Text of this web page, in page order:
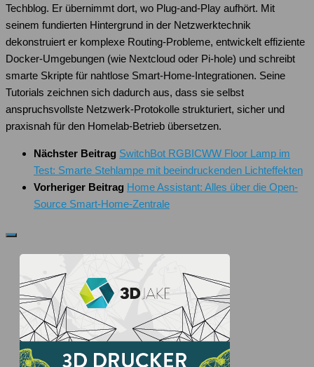
Techblog. Er übernimmt dort, wo Plug-and-Play aufhört. Mit
seinem fundierten Hintergrund in der Netzwerktechnik
dekonstruiert er komplexe Routing-Probleme, entwickelt effiziente
Docker-Umgebungen (wie Nextcloud oder Pi-hole) und schreibt
smarte Skripte für nahtlose Smart-Home-Integrationen. Seine
Tutorials zeichnen sich dadurch aus, dass sie selbst
anspruchsvollste Netzwerk-Protokolle strukturiert, sicher und
praxisnah für den Homelab-Betrieb übersetzen.
Nächster Beitrag SwitchBot RGBICWW Floor Lamp im
Test: Smarte Stehlampe mit beeindruckenden Lichteffekten
Vorheriger Beitrag Home Assistant: Alles über die Open-
Source Smart-Home-Zentrale